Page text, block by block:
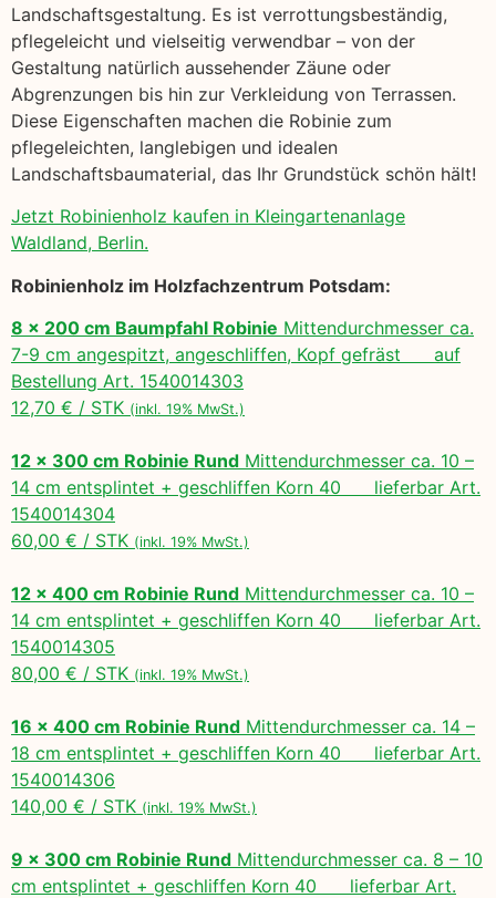
Landschaftsgestaltung. Es ist verrottungsbeständig,
pflegeleicht und vielseitig verwendbar – von der
Gestaltung natürlich aussehender Zäune oder
Abgrenzungen bis hin zur Verkleidung von Terrassen.
Diese Eigenschaften machen die Robinie zum
pflegeleichten, langlebigen und idealen
Landschaftsbaumaterial, das Ihr Grundstück schön hält!
Jetzt Robinienholz kaufen in Kleingartenanlage
Waldland, Berlin.
Robinienholz im Holzfachzentrum Potsdam:
8 x 200 cm Baumpfahl Robinie Mittendurchmesser ca.
7-9 cm angespitzt, angeschliffen, Kopf gefräst auf
Bestellung Art. 1540014303
12,70 € / STK (inkl. 19% MwSt.)
12 x 300 cm Robinie Rund Mittendurchmesser ca. 10 –
14 cm entsplintet + geschliffen Korn 40 lieferbar Art.
1540014304
60,00 € / STK (inkl. 19% MwSt.)
12 x 400 cm Robinie Rund Mittendurchmesser ca. 10 –
14 cm entsplintet + geschliffen Korn 40 lieferbar Art.
1540014305
80,00 € / STK (inkl. 19% MwSt.)
16 x 400 cm Robinie Rund Mittendurchmesser ca. 14 –
18 cm entsplintet + geschliffen Korn 40 lieferbar Art.
1540014306
140,00 € / STK (inkl. 19% MwSt.)
9 x 300 cm Robinie Rund Mittendurchmesser ca. 8 – 10
cm entsplintet + geschliffen Korn 40 lieferbar Art.